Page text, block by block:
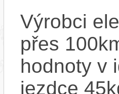
Výrobci
přes
hodnoty v
jezdce